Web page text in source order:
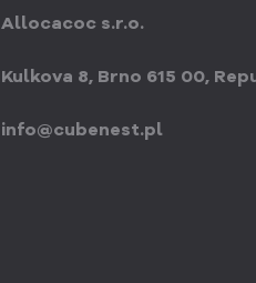
Allocacoc s​.r​.o​.
Kulkova 8, Brno 615 00,
info​@cubenest​.pl